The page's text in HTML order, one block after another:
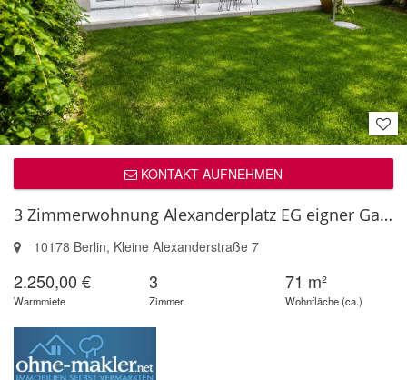
KONTAKT AUFNEHMEN
3 Zimmerwohnung Alexanderplatz EG eigner Garten TG Möbliert Doorman
10178 Berlin, Kleine Alexanderstraße 7
2.250,00 €
Warmmiete
3
Zimmer
71 m²
Wohnfläche (ca.)